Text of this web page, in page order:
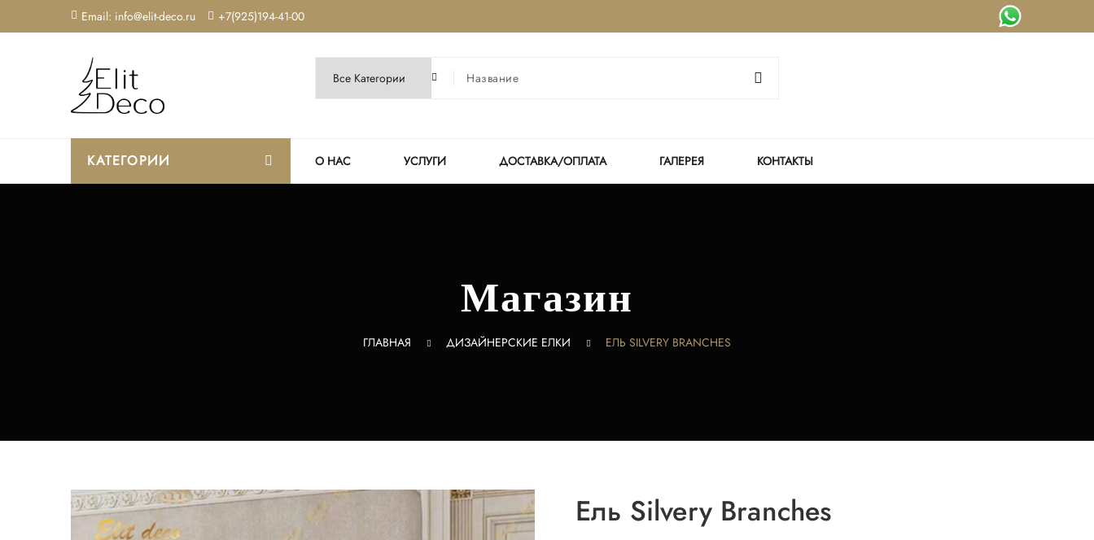
Email: info@elit-deco.ru +7(925)194-41-00
КАТЕГОРИИ О НАС УСЛУГИ ДОСТАВКА/ОПЛАТА ГАЛЕРЕЯ КОНТАКТЫ
Магазин
ГЛАВНАЯ ДИЗАЙНЕРСКИЕ ЕЛКИ ЕЛЬ SILVERY BRANCHES
Ель Silvery Branches